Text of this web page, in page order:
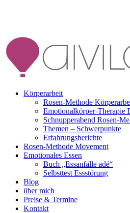
Körperarbeit
Rosen-Methode
Emotionalkörper-Therapie
Schnupperabend Rosen-
Themen – Schwerpunkte
Erfahrungsberichte
Rosen-Methode Movement
Emotionales Essen
Buch „Essanfälle adé“
Selbsttest Essstörung
Blog
über mich
Preise & Termine
Kontakt